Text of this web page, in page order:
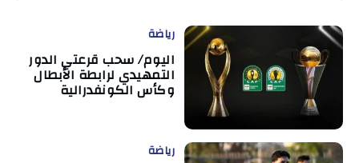
رياضة
اليوم/ سحب قرعتي الدور
التمهيدي لرابطة الأبطال
وكأس الكونفدرالية
رياضة